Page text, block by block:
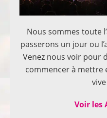
Nous sommes toute
passerons un jour ou
Venez nous voir pour
commencer à mettre
Voir les